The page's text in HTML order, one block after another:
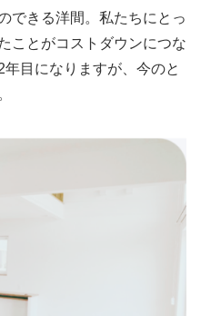
できる洋間。私たちにとっ
ことがコストダウンにつな
目になりますが、今のと